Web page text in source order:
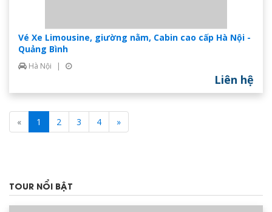
Vé Xe Limousine, giường nằm, Cabin cao cấp Hà Nội -
Quảng Bình
Hà Nội |
Liên hệ
« 1 2 3 4 »
TOUR NỔI BẬT